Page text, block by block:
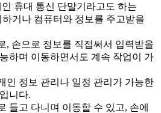
휴대 통신 단말기라고도 하는
거나 컴퓨터와 정보를 주고받을
, 손으로 정보를 직접써서 입력받을
하며 이동하면서도 계속 작업이 가
인 정보 관리나 일정 관리가 가능한
니다.
들고 다니며 이동할 수 있고, 손에